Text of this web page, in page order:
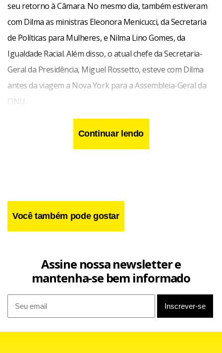
seu retorno à Câmara. No mesmo dia, também estiveram
com Dilma as ministras Eleonora Menicucci, da Secretaria
de Políticas para Mulheres, e Nilma Lino Gomes, da
Igualdade Racial. Além disso, o atual chefe da Secretaria-
Geral da Presidência, Miguel Rossetto, esteve com Dilma
antes da viagem a Nova York para a Assembleia-Geral da
ONU.
A expectativa de integrantes do governo é de que Direitos
Humanos, Políticas para as Mulheres e Igualdade Racial
Continuar lendo
Você também pode gostar
Assine nossa newsletter e
mantenha-se bem informado